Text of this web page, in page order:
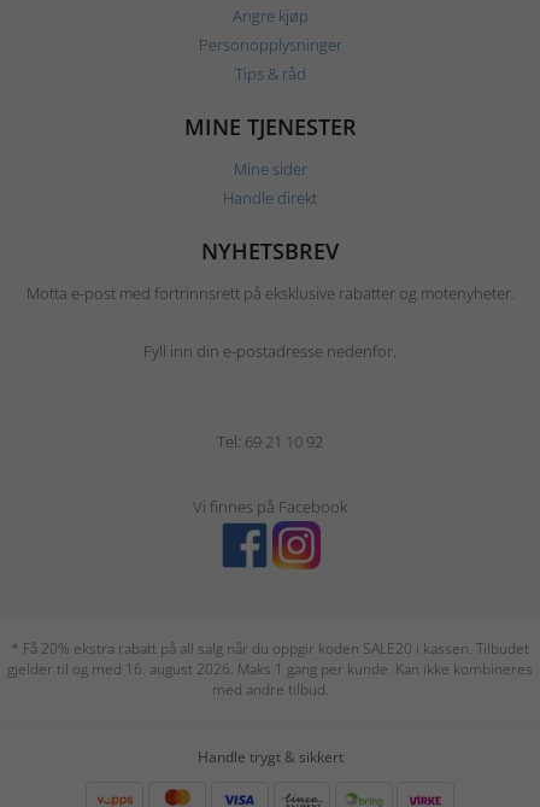
Angre kjøp
Personopplysninger
Tips & råd
MINE TJENESTER
Mine sider
Handle direkt
NYHETSBREV
Motta e-post med fortrinnsrett på eksklusive rabatter og motenyheter.
Fyll inn din e-postadresse nedenfor.
Tel: 69 21 10 92
Vi finnes på Facebook
* Få 20% ekstra rabatt på all salg når du oppgir koden SALE20 i kassen. Tilbudet
gjelder til og med 16. august 2026. Maks 1 gang per kunde. Kan ikke kombineres
med andre tilbud.
Handle trygt & sikkert